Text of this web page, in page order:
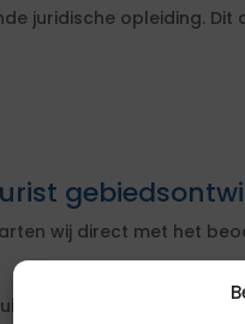
juridische opleiding. Dit
wij direct met het
bij de opdracht